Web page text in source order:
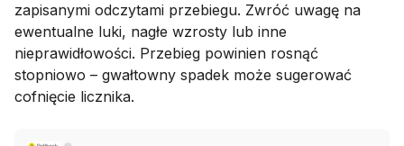
zapisanymi odczytami przebiegu. Zwróć uwagę na
ewentualne luki, nagłe wzrosty lub inne
nieprawidłowości. Przebieg powinien rosnąć
stopniowo – gwałtowny spadek może sugerować
cofnięcie licznika.